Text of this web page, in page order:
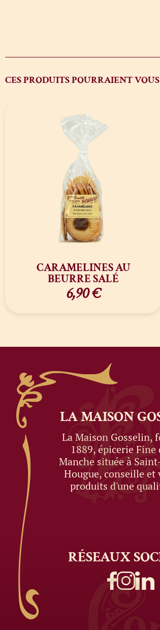
CES PRODUITS POURRAIENT
CARAMELINES AU
BEURRE SALÉ
6,90€
LA MAISON
La Maison Gosselin,
1889, épicerie Fine
Manche située à
Hougue, conseille et
produits d'une
RÉSEAUX